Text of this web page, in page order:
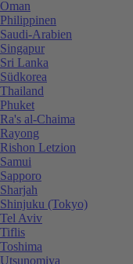
Oman
Philippinen
Saudi-Arabien
Singapur
Sri Lanka
Südkorea
Thailand
Phuket
Ra's al-Chaima
Rayong
Rishon Letzion
Samui
Sapporo
Sharjah
Shinjuku (Tokyo)
Tel Aviv
Tiflis
Toshima
Utsunomiya